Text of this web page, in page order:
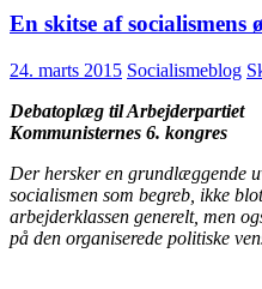
En skitse af socialismens
24. marts 2015 Socialismeblog
Debatoplæg til Arbejderpartiet
Kommunisternes 6. kongres
Der hersker en grundlæggende
socialismen som begreb, ikke
arbejderklassen generelt, men
på den organiserede politiske